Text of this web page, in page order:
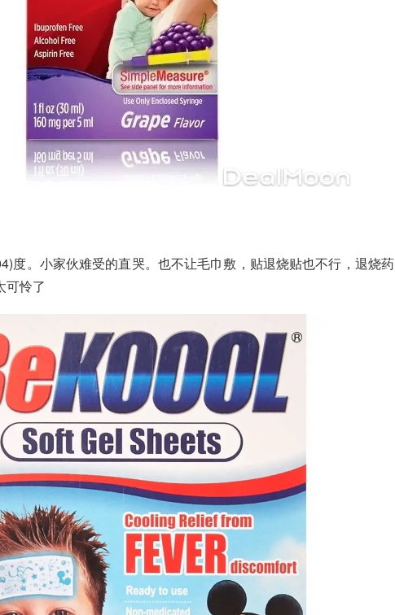
度。小家伙难受的直哭。也不让毛巾敷，贴退烧贴也不行，退烧药
可怜了